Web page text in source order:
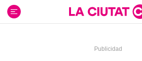
contenido